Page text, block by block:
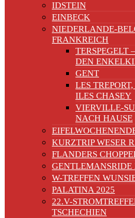
IDSTEIN
EINBECK
NIEDERLANDE-
FRANKREICH
TERSPEGELT
DEN
GENT
LES
ILES CHASEY
VIERVILLE-
NACH HAUSE
KURZTRIP WESER
FLANDERS
GENTLEMANSRIDE
W-TREFFEN
PALATINA 2025
22.V-
TSCHECHIEN